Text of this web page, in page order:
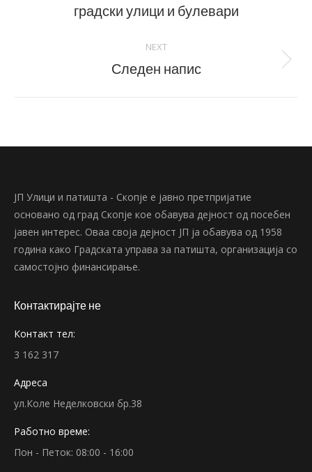
post:
градски улици и булевари
NEXT
Next
Следен напис
ЈП Улици и патишта - Скопје е јавно претпријатие
основано од град Скопје кое обавува дејност од посебен
јавен интерес. Оваа своја дејност ЈП ја обавува од 1958
година како Градската управа за патишта, организација со
самостојно финансирање.
Контактирајте не
Контакт тел:
3 162 317
Адреса
ул.Коле Неделковски бр.38
Работно време:
Пон - Петок: 08:00 - 16:00